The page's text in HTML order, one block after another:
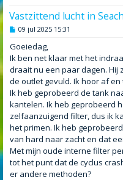
Vastzittend lucht in
B
r
i
c
h
09 jul 2025 15:31
Goeiedag,
Ik ben net klaar met het
draait nu een paar dagen. Hij
de outlet gevuld. Ik hoor af
Ik heb geprobeerd de tank
kantelen. Ik heb geprobeerd
zelfaanzuigend filter, dus ik
het primen. Ik heb
van hard naar zacht en dat
Met mijn oude interne filter
tot het punt dat de cyclus
er andere methoden?